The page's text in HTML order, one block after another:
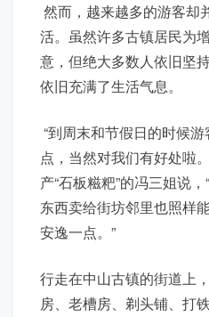
然而，越来越多的游客却
活。虽然许多古镇居民为
意，但绝大多数人依旧坚
依旧充满了生活气息。
“到周末和节假日的时候
点，当然对我们有好处啦
产“石板糍粑”的冯三姐说
东西卖给街坊邻里也照样
安逸一点。”
行走在中山古镇的街道上
房、老槽房、剃头铺、打